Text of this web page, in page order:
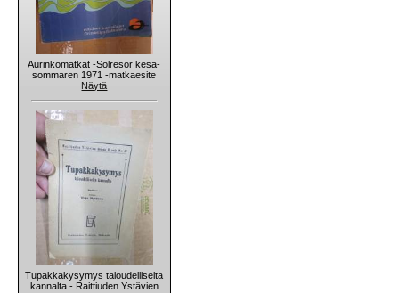
Aurinkomatkat -Solresor kesä-
sommaren 1971 -matkaesite
Näytä
Tupakkakysymys taloudelliselta
kannalta - Raittiuden Ystävien